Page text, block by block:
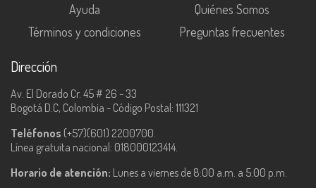
Ayuda
Quiénes Somos
Términos y condiciones
Preguntas frecuentes
Dirección
Av. El Dorado Cr. 45 # 26 - 33
Bogotá D.C, Colombia - Código Postal: 111321
Teléfonos (+57)(601) 2200700.
Línea gratuita nacional: 018000123414.
Horario de atención: Lunes a viernes de 8:00 a.m. a 5:00 p.m.